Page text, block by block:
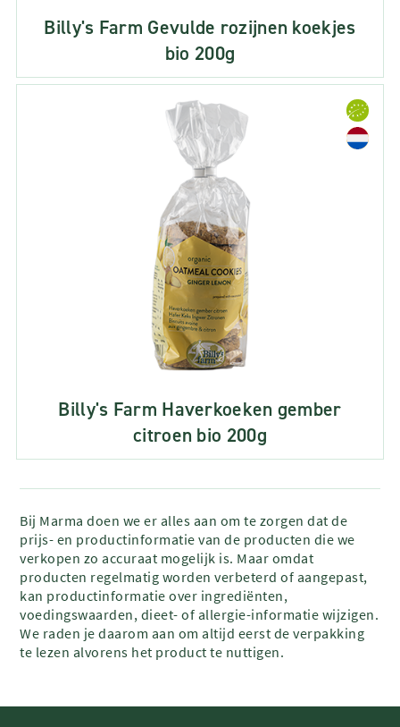
Billy's Farm Gevulde rozijnen koekjes
bio 200g
Billy's Farm Haverkoeken gember
citroen bio 200g
Bij Marma doen we er alles aan om te zorgen dat de
prijs- en productinformatie van de producten die we
verkopen zo accuraat mogelijk is. Maar omdat
producten regelmatig worden verbeterd of aangepast,
kan productinformatie over ingrediënten,
voedingswaarden, dieet- of allergie-informatie wijzigen.
We raden je daarom aan om altijd eerst de verpakking
te lezen alvorens het product te nuttigen.